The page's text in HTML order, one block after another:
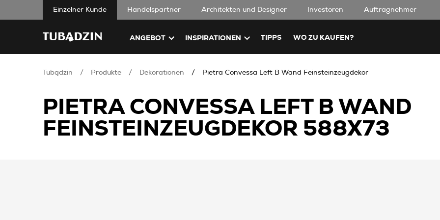
Einzelner Kunde Handelspartner Architekten und Designer Investoren Auftragnehmer
ANGEBOT INSPIRATIONEN TIPPS WO ZU KAUFEN?
Tubądzin Produkte Dekorationen Pietra Convessa Left B Wand Feinsteinzeugdekor
PIETRA CONVESSA LEFT B WAND
FEINSTEINZEUGDEKOR 588X73